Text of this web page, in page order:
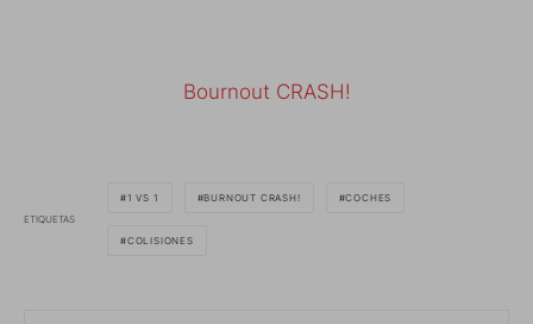
Bournout CRASH!
ETIQUETAS
1 VS 1 BURNOUT CRASH! COCHES
COLISIONES